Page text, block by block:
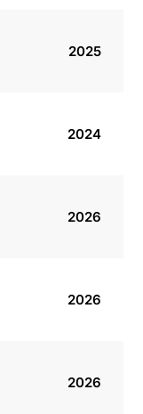
2025
2024
2026
2026
2026